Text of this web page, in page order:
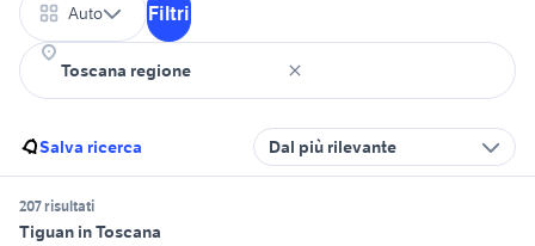
Auto Filtri
Salva ricerca Dal più rilevante
207 risultati
Tiguan in Toscana